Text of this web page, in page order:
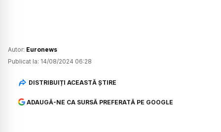
Autor: Euronews
Publicat la: 14/08/2024 06:28
DISTRIBUIȚI ACEASTĂ ȘTIRE
ADAUGĂ-NE CA SURSĂ PREFERATĂ PE GOOGLE